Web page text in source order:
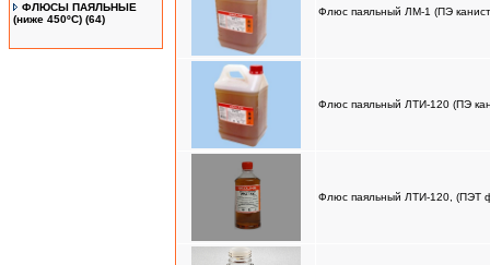
ФЛЮСЫ ПАЯЛЬНЫЕ
(ниже 450ºC) (64)
Флюс паяльный ЛМ-1 (ПЭ
Флюс паяльный ЛТИ-120 (ПЭ
Флюс паяльный ЛТИ-120, (ПЭТ